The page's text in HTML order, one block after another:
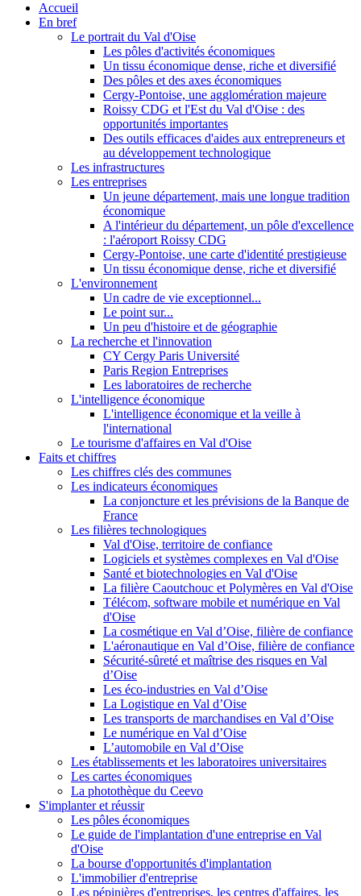
Accueil
En bref
Le portrait du Val d'Oise
Les pôles d'activités économiques
Un tissu économique dense, riche et diversifié
Des pôles et des axes économiques
Cergy-Pontoise, une agglomération majeure
Roissy CDG et l'Est du Val d'Oise : des
opportunités importantes
Des outils efficaces d'aides aux entrepreneurs et
au développement technologique
Les infrastructures
Les entreprises
Un jeune département, mais une longue tradition
économique
A l'intérieur du département, un pôle d'excellence
: l'aéroport Roissy CDG
Cergy-Pontoise, une carte d'identité prestigieuse
Un tissu économique dense, riche et diversifié
L'environnement
Un cadre de vie exceptionnel...
Le point sur...
Un peu d'histoire et de géographie
La recherche et l'innovation
CY Cergy Paris Université
Paris Region Entreprises
Les laboratoires de recherche
L'intelligence économique
L'intelligence économique et la veille à
l'international
Le tourisme d'affaires en Val d'Oise
Faits et chiffres
Les chiffres clés des communes
Les indicateurs économiques
La conjoncture et les prévisions de la Banque de
France
Les filières technologiques
Val d'Oise, territoire de confiance
Logiciels et systèmes complexes en Val d'Oise
Santé et biotechnologies en Val d'Oise
La filière Caoutchouc et Polymères en Val d'Oise
Télécom, software mobile et numérique en Val
d'Oise
La cosmétique en Val d’Oise, filière de confiance
L'aéronautique en Val d’Oise, filière de confiance
Sécurité-sûreté et maîtrise des risques en Val
d’Oise
Les éco-industries en Val d’Oise
La Logistique en Val d’Oise
Les transports de marchandises en Val d’Oise
Le numérique en Val d’Oise
L’automobile en Val d’Oise
Les établissements et les laboratoires universitaires
Les cartes économiques
La photothèque du Ceevo
S'implanter et réussir
Les pôles économiques
Le guide de l'implantation d'une entreprise en Val
d'Oise
La bourse d'opportunités d'implantation
L'immobilier d'entreprise
Les pépinières d'entreprises, les centres d'affaires, les